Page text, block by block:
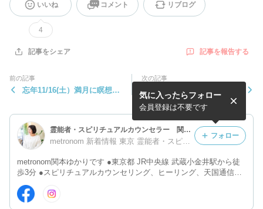
いいね
4
コメント リブログ
記事をシェア 記事を報告する
前の記事
忘年11/16(土）満月に瞑想会
次の記事
10/17(木）満月に瞑想会のご
案内
霊能者・スピリチュアルカウンセラー 関本ゆかり
metronom関本ゆかりです ●東京都 JR中央線 武蔵小金井駅から徒
歩3分 ●スピリチュアルカウンセリング、ヒーリング、天国通信、
瞑想会の開催などの活動をしています (霊感を使ったご相談です)
気に入ったらフォロー
会員登録は不要です
フォロー